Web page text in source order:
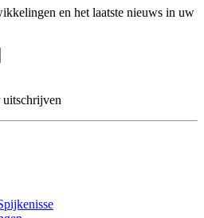
en het laatste nieuws in uw
uitschrijven